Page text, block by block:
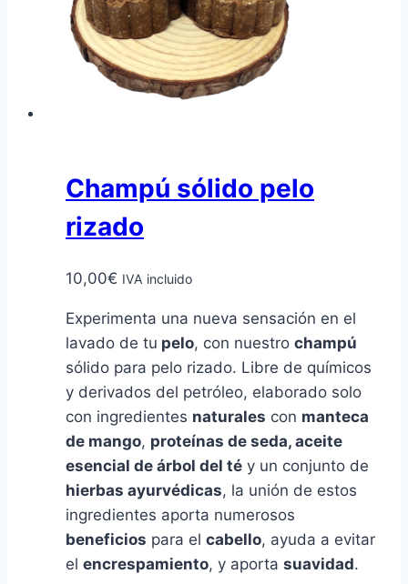
Champú sólido pelo
rizado
10,00€ IVA incluido
Experimenta una nueva sensación en el
lavado de tu pelo, con nuestro champú
sólido para pelo rizado. Libre de químicos
y derivados del petróleo, elaborado solo
con ingredientes naturales con manteca
de mango, proteínas de seda, aceite
esencial de árbol del té y un conjunto de
hierbas ayurvédicas, la unión de estos
ingredientes aporta numerosos
beneficios para el cabello, ayuda a evitar
el encrespamiento, y aporta suavidad.